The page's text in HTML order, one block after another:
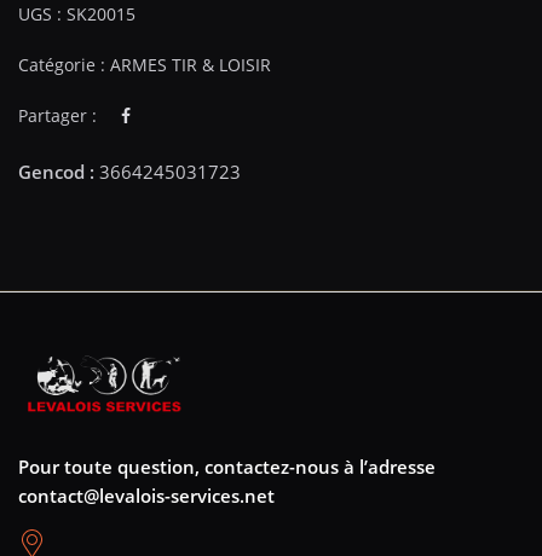
UGS : SK20015
Catégorie : ARMES TIR & LOISIR
Partager :
Pour toute question, contactez-nous à l’adresse
contact@levalois-services.net